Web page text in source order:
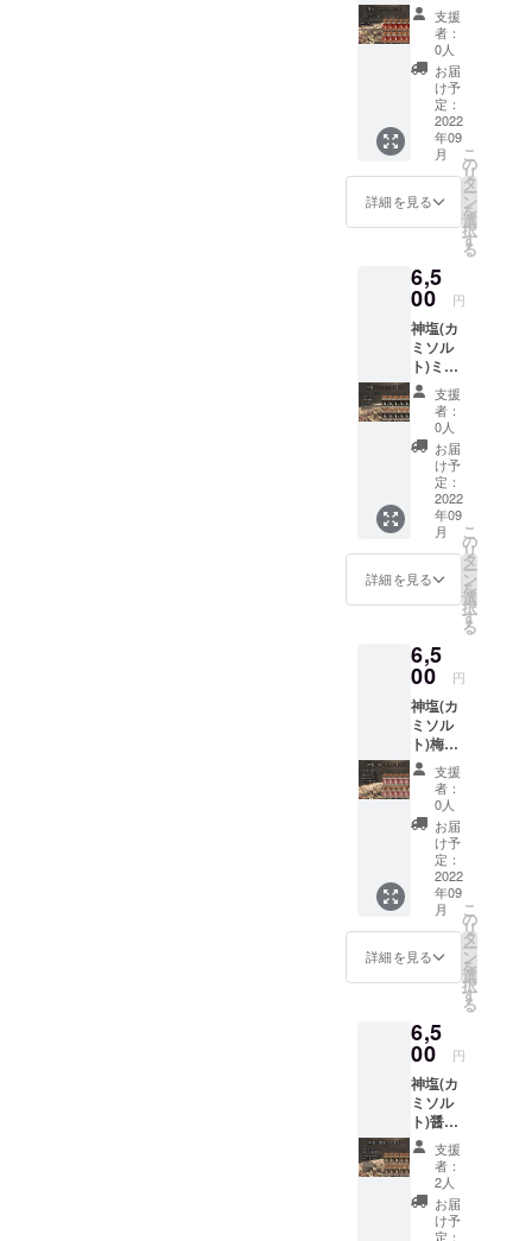
合いま
す。
り天、
天ぷ
ら、サ
ラダな
どによ
く合い
ます。
トスパ
イス10
本セッ
ト ※ア
レルゲ
ン胡
麻 主
原料の
原産国
日本 和
食全般
に特に
よく合
す。炒
め物や
おにぎ
り、豚
肉にも
良く合
いま
す。厳
選した
香り高
い生七
味入り
の18種
類の調
味料を
ブレン
ドして
支援
者：
0人
お届
け予
定：
2022
年09
月
詳細を見る
こ
の
リ
タ
ー
ン
を
選
択
す
る
6,5
00 円
神塩(カ
ミソル
ト)ミッ
クスス
パイス
10本
セッ
ト ※ア
レルゲ
ン胡
麻 主
原料の
原産国
日本 13
種類の
調味料
ンドし
まし
た。プ
レーン
にスパ
イシー
さと出
汁感を
プラス
焼きそ
ば、ゆ
で卵、
整え調
味料と
して炒
め物に
も便利
支援
者：
0人
お届
け予
定：
2022
年09
月
詳細を見る
こ
の
リ
タ
ー
ン
を
選
択
す
る
6,5
00 円
神塩(カ
ミソル
ト)梅し
そスパ
イス10
本セッ
ト ※ア
レルゲ
ン胡
麻 主
原料の
原産国
日本 和
歌山県
産・南
高梅
用 12種
類の調
味料を
ブレン
ドして
いま
す。梅
昆布
茶、冷
奴、お
にぎ
支援
者：
0人
お届
け予
定：
2022
年09
月
詳細を見る
こ
の
リ
タ
ー
ン
を
選
択
す
る
6,5
00 円
神塩(カ
ミソル
ト)醤油
スパイ
ス10本
セッ
ト ※ア
レルゲ
ン胡
支援
者：
2人
お届
け予
定：